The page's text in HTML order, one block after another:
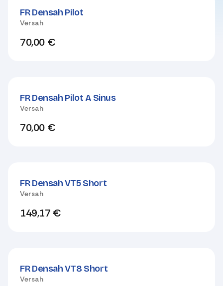
FR Densah Pilot
Versah
70,00 €
FR Densah Pilot A Sinus
Versah
70,00 €
FR Densah VT5 Short
Versah
149,17 €
FR Densah VT8 Short
Versah